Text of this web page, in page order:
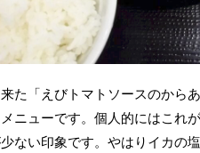
た「えびトマトソースのから
ニューです。個人的にはこれ
ない印象です。やはりイカの